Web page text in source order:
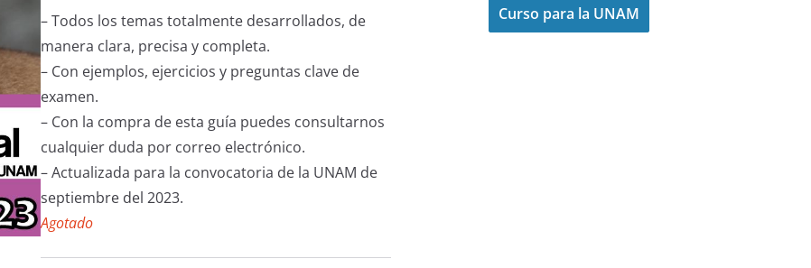
5 basado
en
puntuacione
clientes
– Todos los temas totalmente desarrollados, de
manera clara, precisa y completa.
– Con ejemplos, ejercicios y preguntas clave de
examen.
– Con la compra de esta guía puedes consultarnos
cualquier duda por correo electrónico.
– Actualizada para la convocatoria de la UNAM de
septiembre del 2023.
Agotado
Curso para la UNAM